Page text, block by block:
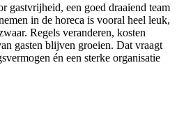
gastvrijheid, een goed draaiend team
in de horeca is vooral heel leuk,
Regels veranderen, kosten
gasten blijven groeien. Dat vraagt
én een sterke organisatie